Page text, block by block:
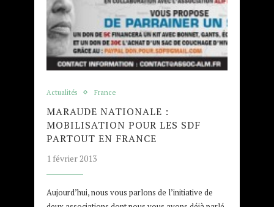
Actualités France
MARAUDE NATIONALE :
MOBILISATION POUR LES SDF
PARTOUT EN FRANCE
1 février 2013
Aujourd’hui, nous vous parlons de l’initiative de